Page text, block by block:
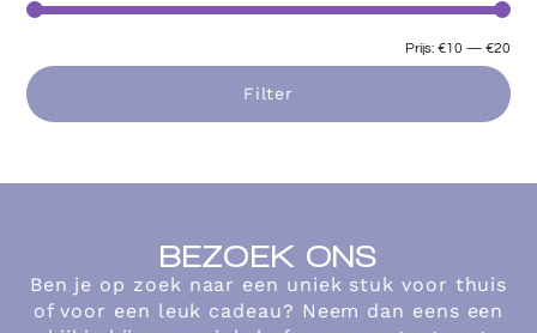
Filter
Prijs: €10 — €20
BEZOEK ONS
Ben je op zoek naar een uniek stuk voor thuis
of voor een leuk cadeau? Neem dan eens een